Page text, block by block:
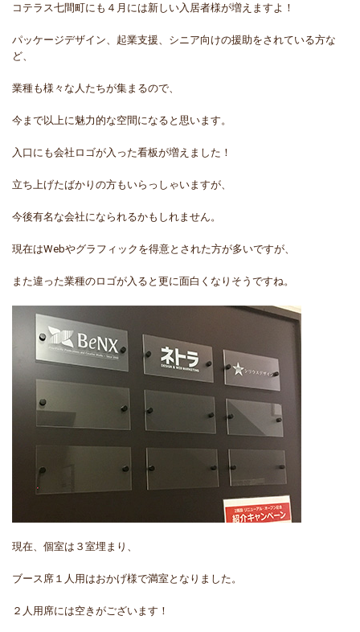
コテラス七間町にも４月には新しい入居者様が増えますよ！
パッケージデザイン、起業支援、シニア向けの援助をされている方な
ど、
業種も様々な人たちが集まるので、
今まで以上に魅力的な空間になると思います。
入口にも会社ロゴが入った看板が増えました！
立ち上げたばかりの方もいらっしゃいますが、
今後有名な会社になられるかもしれません。
現在はWebやグラフィックを得意とされた方が多いですが、
また違った業種のロゴが入ると更に面白くなりそうですね。
現在、個室は３室埋まり、
ブース席１人用はおかげ様で満室となりました。
２人用席には空きがございます！